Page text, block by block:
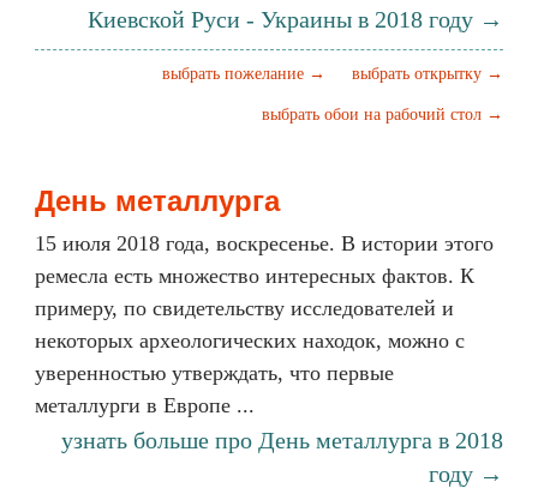
Киевской Руси - Украины в 2018 году →
выбрать открытку →
выбрать пожелание →
выбрать обои на рабочий стол →
День металлурга
15 июля 2018 года, воскресенье. В истории этого
ремесла есть множество интересных фактов. К
примеру, по свидетельству исследователей и
некоторых археологических находок, можно с
уверенностью утверждать, что первые
металлурги в Европе ...
узнать больше про День металлурга в 2018
году →